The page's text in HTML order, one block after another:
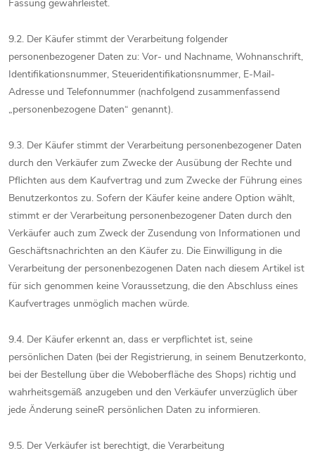
Fassung gewährleistet.
9.2. Der Käufer stimmt der Verarbeitung folgender
personenbezogener Daten zu: Vor- und Nachname, Wohnanschrift,
Identifikationsnummer, Steueridentifikationsnummer, E-Mail-
Adresse und Telefonnummer (nachfolgend zusammenfassend
„personenbezogene Daten“ genannt).
9.3. Der Käufer stimmt der Verarbeitung personenbezogener Daten
durch den Verkäufer zum Zwecke der Ausübung der Rechte und
Pflichten aus dem Kaufvertrag und zum Zwecke der Führung eines
Benutzerkontos zu. Sofern der Käufer keine andere Option wählt,
stimmt er der Verarbeitung personenbezogener Daten durch den
Verkäufer auch zum Zweck der Zusendung von Informationen und
Geschäftsnachrichten an den Käufer zu. Die Einwilligung in die
Verarbeitung der personenbezogenen Daten nach diesem Artikel ist
für sich genommen keine Voraussetzung, die den Abschluss eines
Kaufvertrages unmöglich machen würde.
9.4. Der Käufer erkennt an, dass er verpflichtet ist, seine
persönlichen Daten (bei der Registrierung, in seinem Benutzerkonto,
bei der Bestellung über die Weboberfläche des Shops) richtig und
wahrheitsgemäß anzugeben und den Verkäufer unverzüglich über
jede Änderung seineR persönlichen Daten zu informieren.
9.5. Der Verkäufer ist berechtigt, die Verarbeitung